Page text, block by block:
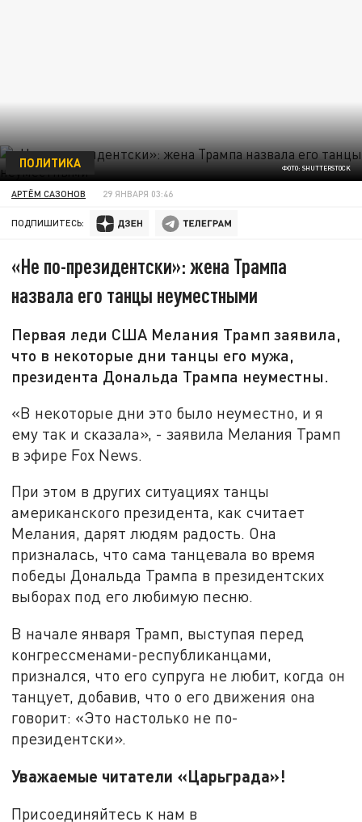
ФОТО: SHUTTERSTOCK
ПОЛИТИКА
АРТЁМ САЗОНОВ 29 ЯНВАРЯ 03:46
ПОДПИШИТЕСЬ:
«Не по-президентски»: жена Трампа
назвала его танцы неуместными
Первая леди США Мелания Трамп заявила,
что в некоторые дни танцы его мужа,
президента Дональда Трампа неуместны.
«В некоторые дни это было неуместно, и я
ему так и сказала», - заявила Мелания Трамп
в эфире Fox News.
При этом в других ситуациях танцы
американского президента, как считает
Мелания, дарят людям радость. Она
призналась, что сама танцевала во время
победы Дональда Трампа в президентских
выборах под его любимую песню.
В начале января Трамп, выступая перед
конгрессменами-республиканцами,
признался, что его супруга не любит, когда он
танцует, добавив, что о его движения она
говорит: «Это настолько не по-
президентски».
Уважаемые читатели «Царьграда»!
Присоединяйтесь к нам в